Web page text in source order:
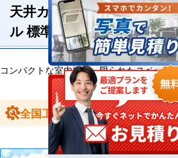
天井カセット形1方向吹出
ル 標準 [省エネレベル1]
コンパクトな室内機で、限られたスペース
全国工事対応
全国送料無
料